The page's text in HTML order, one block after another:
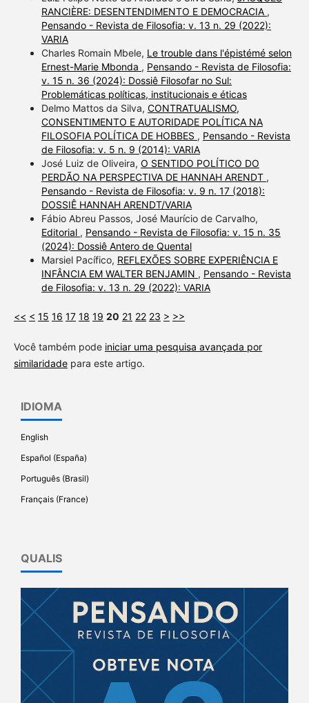
RANCIÈRE: DESENTENDIMENTO E DEMOCRACIA ,
Pensando - Revista de Filosofia: v. 13 n. 29 (2022):
VARIA
Charles Romain Mbele, Le trouble dans l'épistémé selon
Ernest-Marie Mbonda , Pensando - Revista de Filosofia:
v. 15 n. 36 (2024): Dossiê Filosofar no Sul:
Problemáticas políticas, institucionais e éticas
Delmo Mattos da Silva, CONTRATUALISMO,
CONSENTIMENTO E AUTORIDADE POLÍTICA NA
FILOSOFIA POLÍTICA DE HOBBES , Pensando - Revista
de Filosofia: v. 5 n. 9 (2014): VARIA
José Luiz de Oliveira, O SENTIDO POLÍTICO DO
PERDÃO NA PERSPECTIVA DE HANNAH ARENDT ,
Pensando - Revista de Filosofia: v. 9 n. 17 (2018):
DOSSIÊ HANNAH ARENDT/VARIA
Fábio Abreu Passos, José Maurício de Carvalho,
Editorial , Pensando - Revista de Filosofia: v. 15 n. 35
(2024): Dossiê Antero de Quental
Marsiel Pacífico, REFLEXÕES SOBRE EXPERIÊNCIA E
INFÂNCIA EM WALTER BENJAMIN , Pensando - Revista
de Filosofia: v. 13 n. 29 (2022): VARIA
<< < 15 16 17 18 19 20 21 22 23 > >>
Você também pode iniciar uma pesquisa avançada por
similaridadepara este artigo.
IDIOMA
English
Español (España)
Português (Brasil)
Français (France)
QUALIS